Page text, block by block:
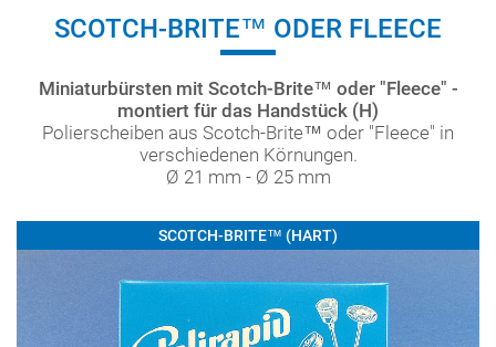
SCOTCH-BRITE™ ODER FLEECE
Miniaturbürsten mit Scotch-Brite™ oder "Fleece" -
montiert für das Handstück (H)
Polierscheiben aus Scotch-Brite™ oder "Fleece" in
verschiedenen Körnungen.
Ø 21 mm - Ø 25 mm
SCOTCH-BRITE™ (HART)